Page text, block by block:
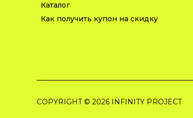
Каталог
Как получить купон на скидку
COPYRIGHT © 2026 INFINITY PROJECT